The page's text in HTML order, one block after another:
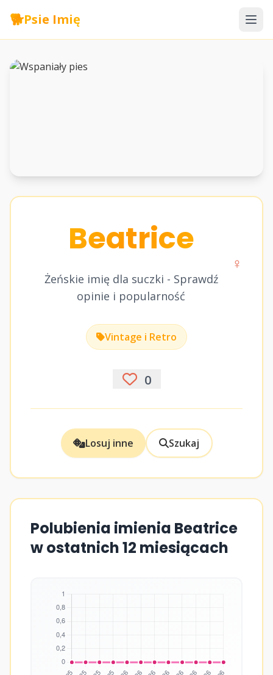
🐕Psie Imię
Beatrice
Żeńskie imię dla suczki - Sprawdź
opinie i popularność
♀
Vintage i Retro
0
Losuj inne Szukaj
Polubienia imienia Beatrice
w ostatnich 12 miesiącach